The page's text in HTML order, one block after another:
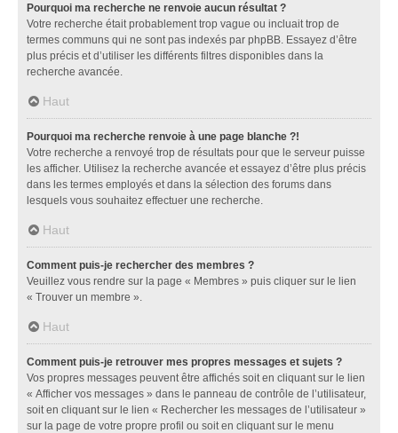
Pourquoi ma recherche ne renvoie aucun résultat ?
Votre recherche était probablement trop vague ou incluait trop de
termes communs qui ne sont pas indexés par phpBB. Essayez d’être
plus précis et d’utiliser les différents filtres disponibles dans la
recherche avancée.
Haut
Pourquoi ma recherche renvoie à une page blanche ?!
Votre recherche a renvoyé trop de résultats pour que le serveur puisse
les afficher. Utilisez la recherche avancée et essayez d’être plus précis
dans les termes employés et dans la sélection des forums dans
lesquels vous souhaitez effectuer une recherche.
Haut
Comment puis-je rechercher des membres ?
Veuillez vous rendre sur la page « Membres » puis cliquer sur le lien
« Trouver un membre ».
Haut
Comment puis-je retrouver mes propres messages et sujets ?
Vos propres messages peuvent être affichés soit en cliquant sur le lien
« Afficher vos messages » dans le panneau de contrôle de l’utilisateur,
soit en cliquant sur le lien « Rechercher les messages de l’utilisateur »
sur la page de votre propre profil ou soit en cliquant sur le menu